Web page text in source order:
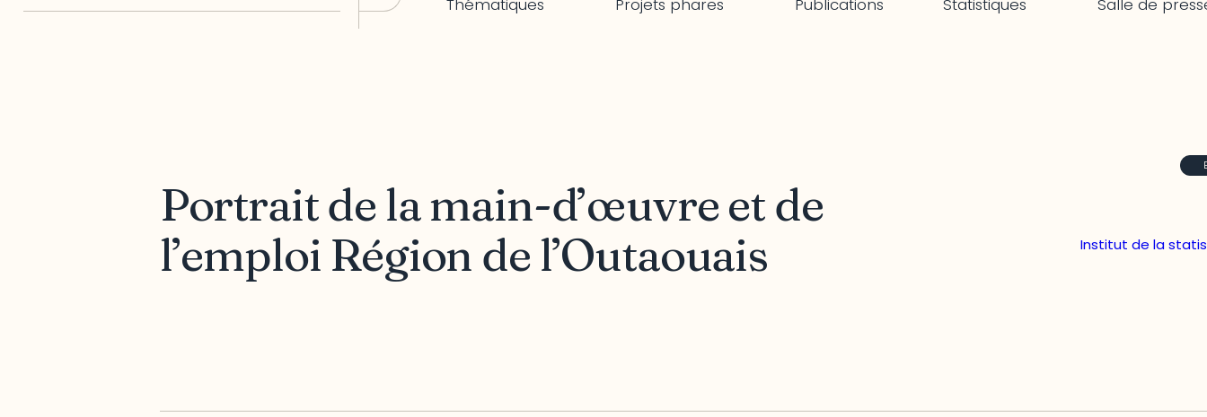
Thématiques Projets phares Publications Statistiques Salle de
Portrait de la main-d’œuvre et de
l’emploi Région de l’Outaouais
Institut de la